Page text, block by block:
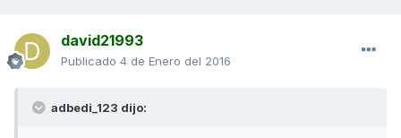
david21993
Publicado 4 de Enero del 2016
adbedi_123 dijo: